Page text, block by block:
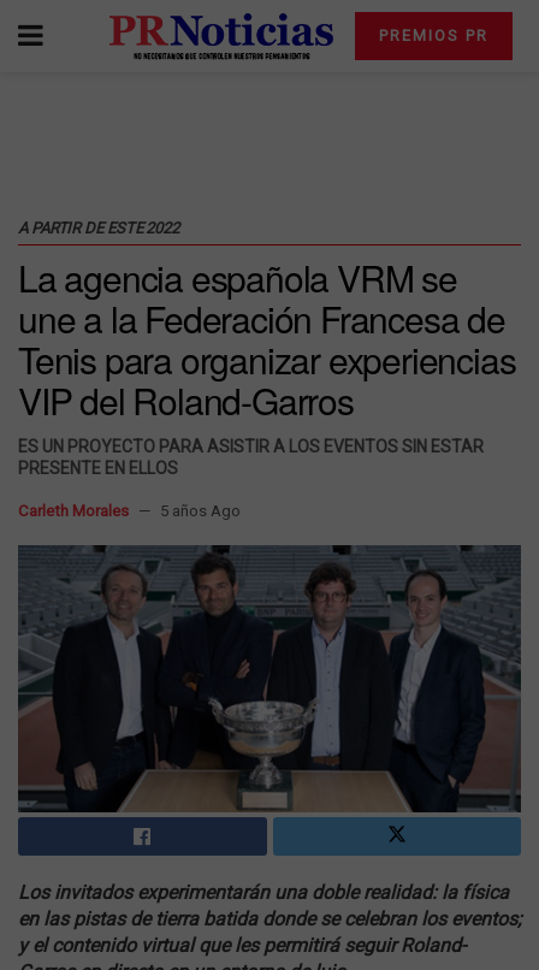
PREMIOS PR
A PARTIR DE ESTE 2022
La agencia española VRM se
une a la Federación Francesa de
Tenis para organizar experiencias
VIP del Roland-Garros
ES UN PROYECTO PARA ASISTIR A LOS EVENTOS SIN ESTAR
PRESENTE EN ELLOS
Carleth Morales 5 años Ago
Los invitados experimentarán una doble realidad: la física
en las pistas de tierra batida donde se celebran los eventos;
y el contenido virtual que les permitirá seguir Roland-